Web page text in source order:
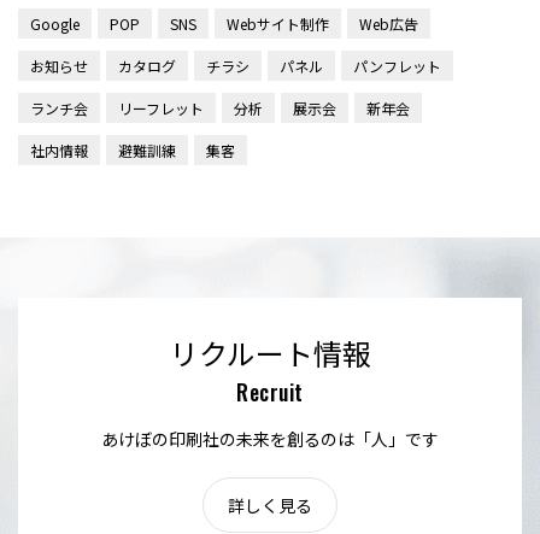
Google POP SNS Webサイト制作 Web広告
お知らせ カタログ チラシ パネル パンフレット
ランチ会 リーフレット 分析 展示会 新年会
社内情報 避難訓練 集客
リクルート情報
Recruit
あけぼの印刷社の未来を創るのは「人」です
詳しく見る